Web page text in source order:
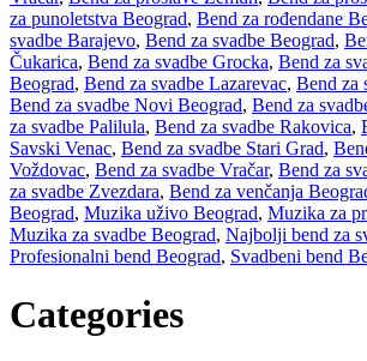
za punoletstva Beograd, Bend za rođendane
svadbe Barajevo, Bend za svadbe Beograd,
Čukarica, Bend za svadbe Grocka, Bend za
Beograd, Bend za svadbe Lazarevac, Bend za
Bend za svadbe Novi Beograd, Bend za
za svadbe Palilula, Bend za svadbe Rakovica,
Savski Venac, Bend za svadbe Stari Grad,
Voždovac, Bend za svadbe Vračar, Bend za
za svadbe Zvezdara, Bend za venčanja
Beograd, Muzika uživo Beograd, Muzika za
Muzika za svadbe Beograd, Najbolji bend za
Profesionalni bend Beograd, Svadbeni bend
Categories